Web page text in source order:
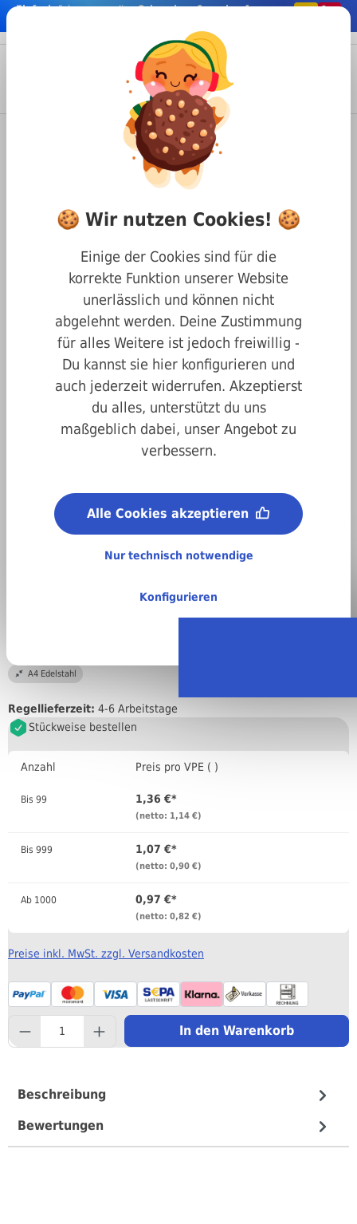
springen
Einfach& bequem onlineSchrauben & co. kaufen
Anmelden
Befestigungstechnik
Schrauben
Innensechskant Schrauben
DIN 7991 Senkkopf mit Innensechskant
DIN 7991 A4 M10 x 12
Senkschrauben mit
Innensechskant
407991100012
A4 Edelstahl
Regellieferzeit: 4-6 Arbeitstage
Stückweise bestellen
Anzahl Preis pro VPE ( )
Bis 99 1,36 €*
(netto: 1,14 €)
Bis 999 1,07 €*
(netto: 0,90 €)
Ab 1000 0,97 €*
(netto: 0,82 €)
Preise inkl. MwSt. zzgl. Versandkosten
In den Warenkorb
Beschreibung
Bewertungen
🍪 Wir nutzen Cookies! 🍪
Einige der Cookies sind für die
korrekte Funktion unserer Website
unerlässlich und können nicht
abgelehnt werden. Deine Zustimmung
für alles Weitere ist jedoch freiwillig -
Du kannst sie hier konfigurieren und
auch jederzeit widerrufen. Akzeptierst
du alles, unterstützt du uns
maßgeblich dabei, unser Angebot zu
verbessern.
Alle Cookies akzeptieren
Nur technisch notwendige
Konfigurieren